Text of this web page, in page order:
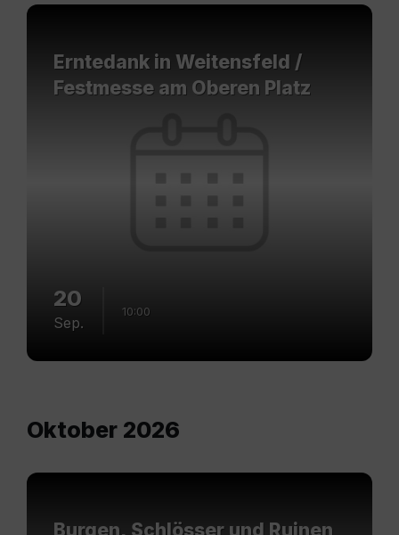
Erntedank in Weitensfeld /
Festmesse am Oberen Platz
20
Sep.
10:00
Mehr
Oktober 2026
Burgen, Schlösser und Ruinen
Mehr